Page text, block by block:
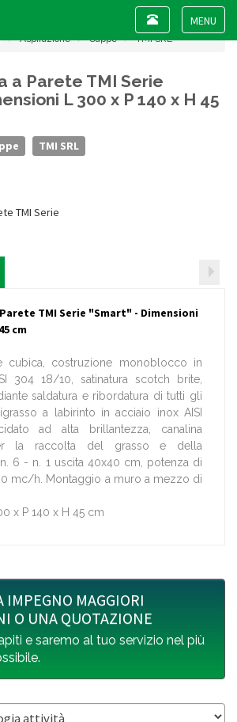
Toggle
Toggle
navigation
Aspirazione Cappe TMI SRL
a Parete TMI Serie
L 300 x P 140 x H 45
TMI SRL
TMI Serie "Smart" - Dimensioni
cm
cubica, costruzione monoblocco in
304 18/10, satinatura scotch brite,
saldatura e ribordatura di tutti gli
a labirinto in acciaio inox AISI
ad alta brillantezza, canalina
la raccolta del grasso e della
6 - n. 1 uscita 40x40 cm, potenza di
mc/h. Montaggio a muro a mezzo di
x P 140 x H 45 cm
IMPEGNO MAGGIORI
O UNA QUOTAZIONE
e saremo al tuo servizio nel più